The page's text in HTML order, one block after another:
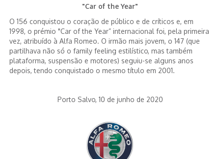
"Car of the Year"
O 156 conquistou o coração de público e de críticos e, em
1998, o prémio "Car of the Year” internacional foi, pela primeira
vez, atribuído à Alfa Romeo. O irmão mais jovem, o 147 (que
partilhava não só o family feeling estilístico, mas também
plataforma, suspensão e motores) seguiu-se alguns anos
depois, tendo conquistado o mesmo título em 2001.
Porto Salvo, 10 de junho de 2020